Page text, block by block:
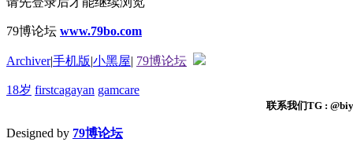
79博论坛 www.79bo.com
Archiver|手机版|小黑屋| 79博论坛
18岁 firstcagayan gamcare
联系我们TG :
Designed by 79博论坛